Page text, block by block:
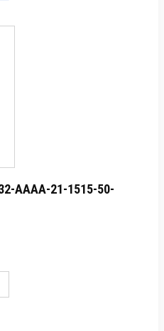
AAAA-21-1515-50-